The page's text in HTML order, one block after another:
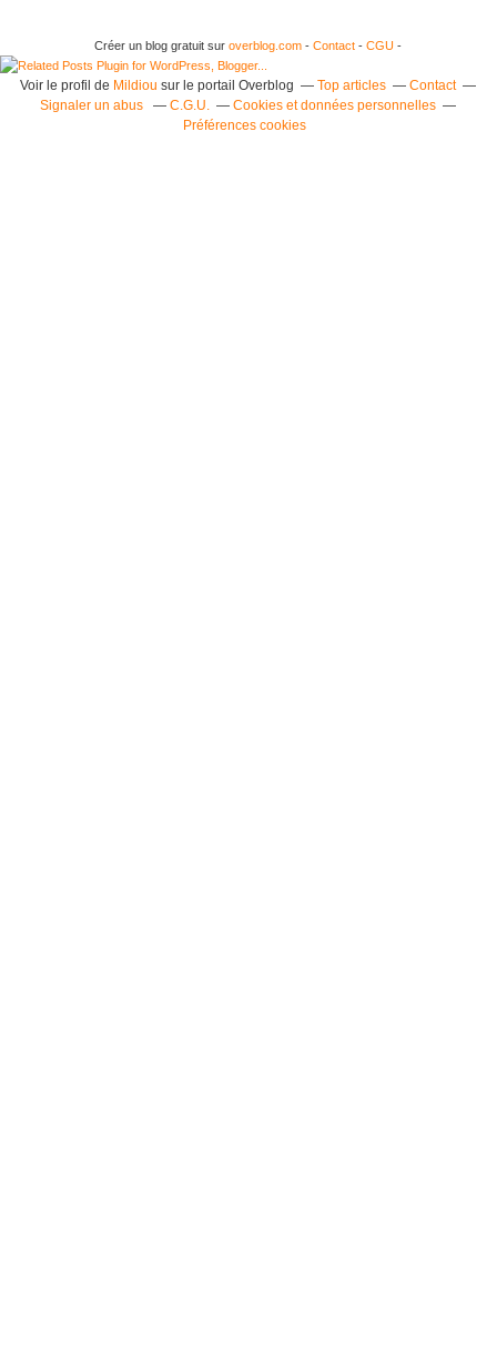
Créer un blog gratuit suroverblog.com -Contact-CGU-
Voir le profil de Mildiou sur le portail Overblog Top articles
Contact
Signaler un abus
C.G.U.
Cookies et données personnelles
Préférences cookies